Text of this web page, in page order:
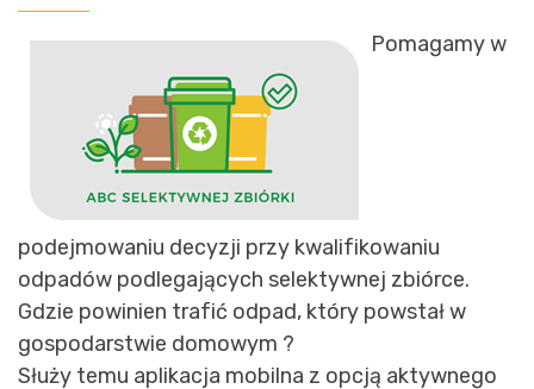
Pomagamy w
podejmowaniu decyzji przy kwalifikowaniu
odpadów podlegających selektywnej zbiórce.
Gdzie powinien trafić odpad, który powstał w
gospodarstwie domowym ?
Służy temu aplikacja mobilna z opcją aktywnego